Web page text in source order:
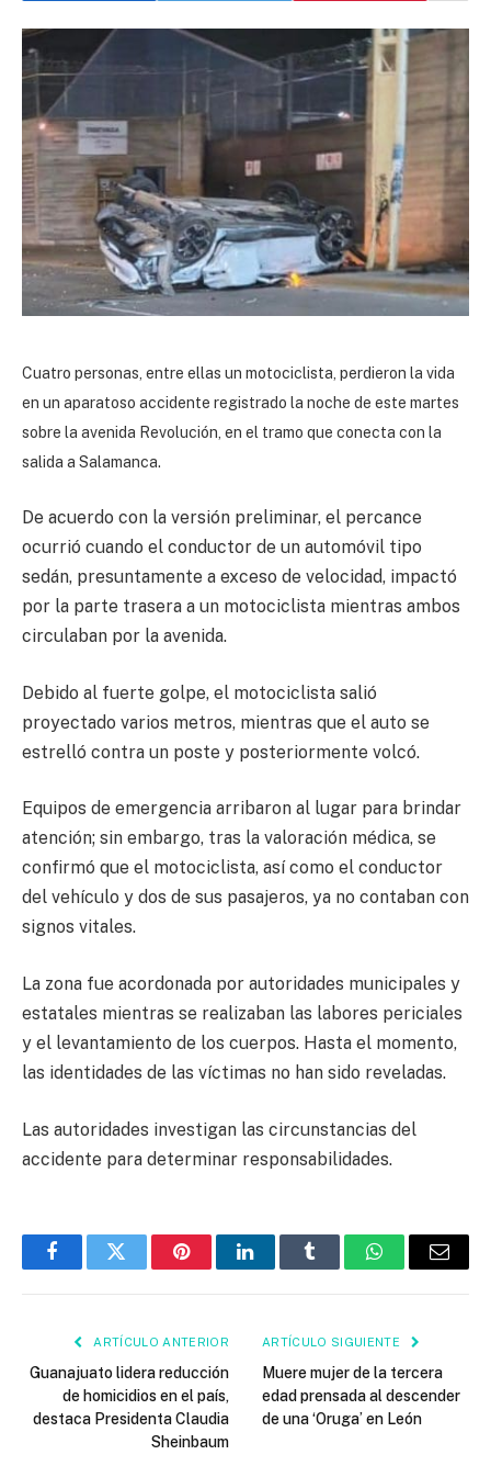
Cuatro personas, entre ellas un motociclista, perdieron la vida
en un aparatoso accidente registrado la noche de este martes
sobre la avenida Revolución, en el tramo que conecta con la
salida a Salamanca.
De acuerdo con la versión preliminar, el percance
ocurrió cuando el conductor de un automóvil tipo
sedán, presuntamente a exceso de velocidad, impactó
por la parte trasera a un motociclista mientras ambos
circulaban por la avenida.
Debido al fuerte golpe, el motociclista salió
proyectado varios metros, mientras que el auto se
estrelló contra un poste y posteriormente volcó.
Equipos de emergencia arribaron al lugar para brindar
atención; sin embargo, tras la valoración médica, se
confirmó que el motociclista, así como el conductor
del vehículo y dos de sus pasajeros, ya no contaban con
signos vitales.
La zona fue acordonada por autoridades municipales y
estatales mientras se realizaban las labores periciales
y el levantamiento de los cuerpos. Hasta el momento,
las identidades de las víctimas no han sido reveladas.
Las autoridades investigan las circunstancias del
accidente para determinar responsabilidades.
FacebookTwitter PinterestLinkedInTumblr WhatsAppEmail
ARTÍCULO ANTERIOR
Guanajuato lidera reducción
de homicidios en el país,
destaca Presidenta Claudia
Sheinbaum
ARTÍCULO SIGUIENTE
Muere mujer de la tercera
edad prensada al descender
de una ‘Oruga’ en León